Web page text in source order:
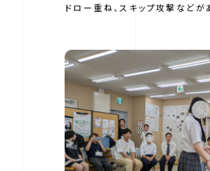
ドロー重ね、スキップ攻撃など